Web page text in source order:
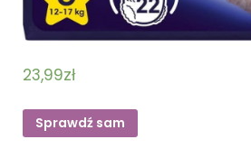
23,99zł
Sprawdź sam